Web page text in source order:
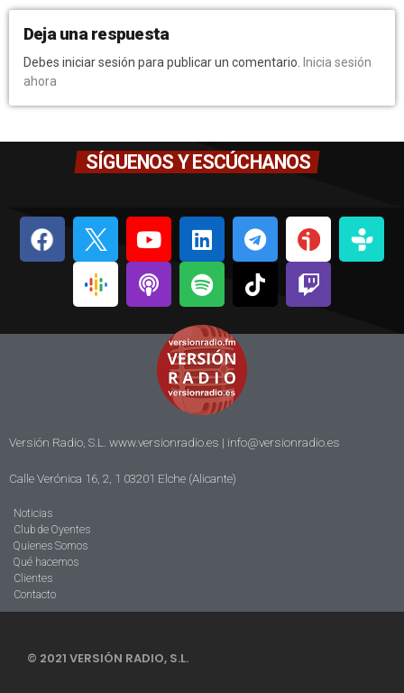
Deja una respuesta
Debes iniciar sesión para publicar un comentario.
Inicia sesión
ahora
SÍGUENOS Y ESCÚCHANOS
Versión Radio, S.L. www.versionradio.es | info@versionradio.es
Calle Verónica 16, 2, 1 03201 Elche (Alicante)
Noticias
Club de Oyentes
Quienes Somos
Qué hacemos
Clientes
Contacto
© 2021 VERSIÓN RADIO, S.L.